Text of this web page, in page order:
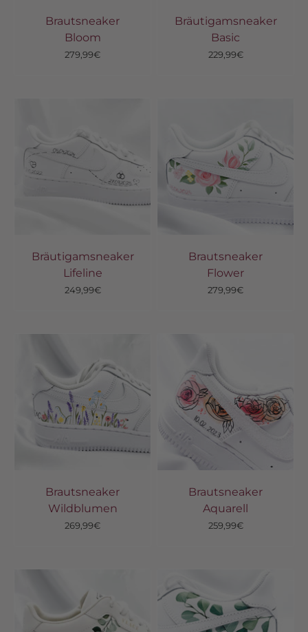
Brautsneaker
Bloom
Angebot
279,99€
Bräutigamsneaker
Basic
Angebot
229,99€
Bräutigamsneaker
Lifeline
Angebot
249,99€
Brautsneaker
Flower
Angebot
279,99€
Brautsneaker
Wildblumen
Angebot
269,99€
Brautsneaker
Aquarell
Angebot
259,99€